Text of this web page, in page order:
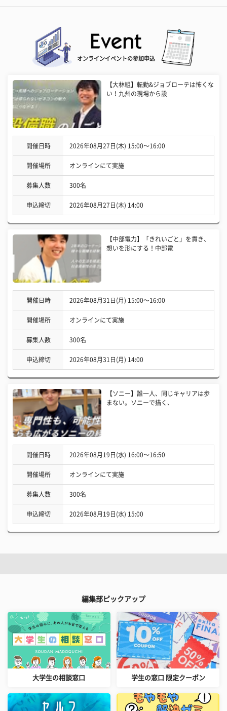
オンラインイベントの参加申込
【大林組】転勤&ジョブローテは怖くな
い！九州の現場から設
開催日時 2026年08月27日(木) 15:00〜16:00
開催場所 オンラインにて実施
募集人数 300名
申込締切 2026年08月27日(木) 14:00
【中部電力】「きれいごと」を貫き、
想いを形にする！中部電
開催日時 2026年08月31日(月) 15:00〜16:00
開催場所 オンラインにて実施
募集人数 300名
申込締切 2026年08月31日(月) 14:00
【ソニー】誰一人、同じキャリアは歩
まない。ソニーで描く、
開催日時 2026年08月19日(水) 16:00〜16:50
開催場所 オンラインにて実施
募集人数 300名
申込締切 2026年08月19日(水) 15:00
編集部ピックアップ
大学生の相談窓口 学生の窓口 限定クーポン